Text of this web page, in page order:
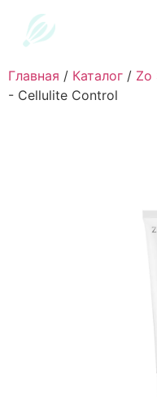
Главная / Каталог / Zo
- Cellulite Control